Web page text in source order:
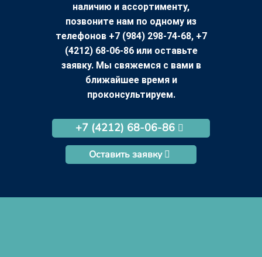
наличию и ассортименту,
позвоните нам по одному из
телефонов +7 (984) 298-74-68, +7
(4212) 68-06-86 или оставьте
заявку. Мы свяжемся с вами в
ближайшее время и
проконсультируем.
+7 (4212) 68-06-86
Оставить заявку